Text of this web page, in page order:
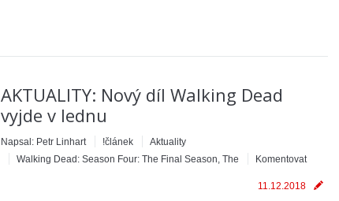
AKTUALITY: Nový díl Walking Dead
vyjde v lednu
Napsal: Petr Linhart !článek
Aktuality
Walking Dead: Season Four: The Final Season, The
Komentovat
11.12.2018